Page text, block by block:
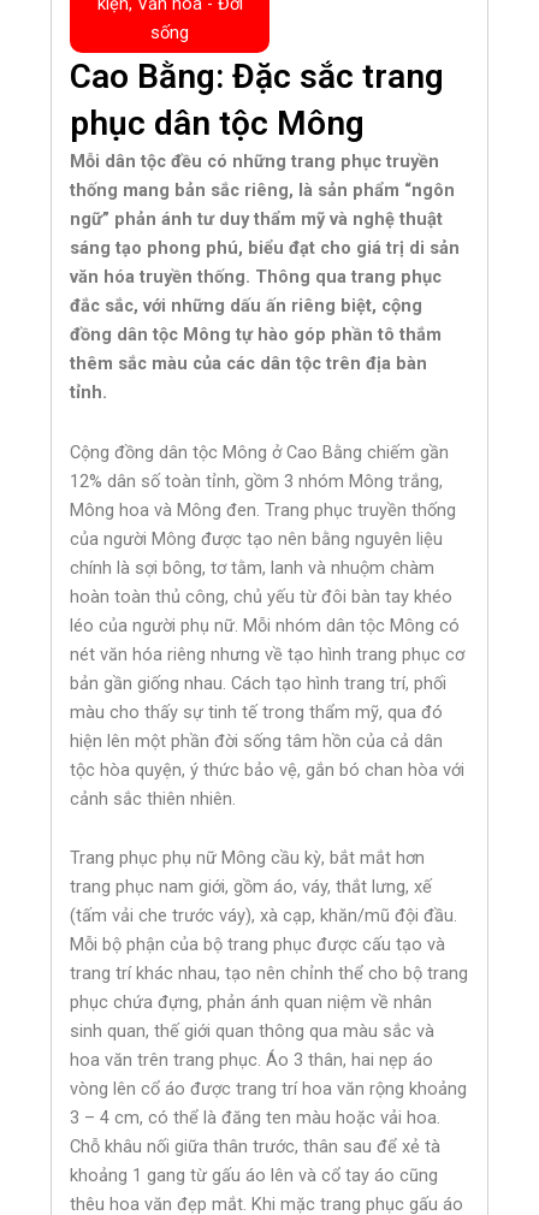
sống
Cao Bằng: Đặc sắc trang
phục dân tộc Mông
Mỗi dân tộc đều có những trang phục truyền
thống mang bản sắc riêng, là sản phẩm “ngôn
ngữ” phản ánh tư duy thẩm mỹ và nghệ thuật
sáng tạo phong phú, biểu đạt cho giá trị di sản
văn hóa truyền thống. Thông qua trang phục
đắc sắc, với những dấu ấn riêng biệt, cộng
đồng dân tộc Mông tự hào góp phần tô thắm
thêm sắc màu của các dân tộc trên địa bàn
tỉnh.
Cộng đồng dân tộc Mông ở Cao Bằng chiếm gần
12% dân số toàn tỉnh, gồm 3 nhóm Mông trắng,
Mông hoa và Mông đen. Trang phục truyền thống
của người Mông được tạo nên bằng nguyên liệu
chính là sợi bông, tơ tằm, lanh và nhuộm chàm
hoàn toàn thủ công, chủ yếu từ đôi bàn tay khéo
léo của người phụ nữ. Mỗi nhóm dân tộc Mông có
nét văn hóa riêng nhưng về tạo hình trang phục cơ
bản gần giống nhau. Cách tạo hình trang trí, phối
màu cho thấy sự tinh tế trong thẩm mỹ, qua đó
hiện lên một phần đời sống tâm hồn của cả dân
tộc hòa quyện, ý thức bảo vệ, gắn bó chan hòa với
cảnh sắc thiên nhiên.
Trang phục phụ nữ Mông cầu kỳ, bắt mắt hơn
trang phục nam giới, gồm áo, váy, thắt lưng, xế
(tấm vải che trước váy), xà cạp, khăn/mũ đội đầu.
Mỗi bộ phận của bộ trang phục được cấu tạo và
trang trí khác nhau, tạo nên chỉnh thể cho bộ trang
phục chứa đựng, phản ánh quan niệm về nhân
sinh quan, thế giới quan thông qua màu sắc và
hoa văn trên trang phục. Áo 3 thân, hai nẹp áo
vòng lên cổ áo được trang trí hoa văn rộng khoảng
3 – 4 cm, có thể là đăng ten màu hoặc vải hoa.
Chỗ khâu nối giữa thân trước, thân sau để xẻ tà
khoảng 1 gang từ gấu áo lên và cổ tay áo cũng
thêu hoa văn đẹp mắt. Khi mặc trang phục gấu áo